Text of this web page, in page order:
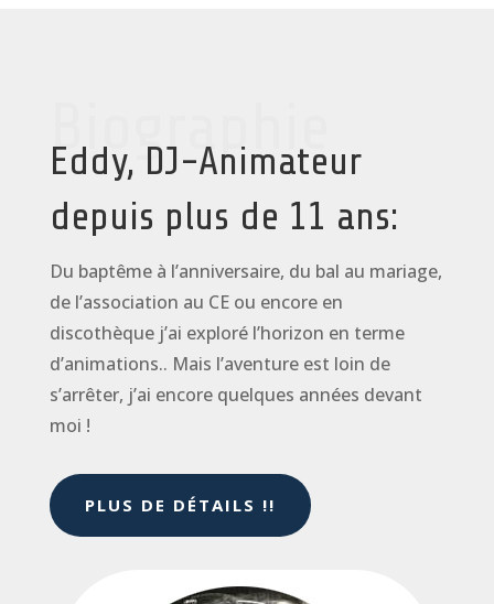
Biographie
Eddy, DJ-Animateur
depuis plus de 11 ans:
Du baptême à l’anniversaire, du bal au mariage,
de l’association au CE ou encore en
discothèque j’ai exploré l’horizon en terme
d’animations.. Mais l’aventure est loin de
s’arrêter, j’ai encore quelques années devant
moi !
PLUS DE DÉTAILS !!